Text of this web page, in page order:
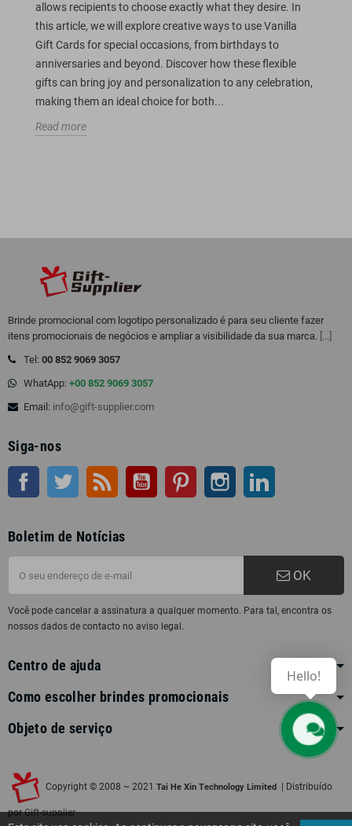
allows recipients to choose exactly what they desire. In
this article, we will explore creative ways to use Vanilla
Gift Cards for special occasions, from birthdays to
anniversaries and beyond. Discover how these flexible
gifts can bring joy and personalization to any celebration,
making them an ideal choice for both...
Read more
Brinde promocional com logotipo personalizado é para seu cliente fazer
itens promocionais de negócios e ampliar a visibilidade da sua marca. [...]
Tel: 00 852 9069 3057
WhatApp: +00 852 9069 3057
Email: info@gift-supplier.com
Siga-nos
Facebook Twitter Rss Youtube Pinterest Instagram
Boletim de Notícias
OK
Você pode cancelar a assinatura a qualquer momento. Para tal, encontra os
nossos dados de contacto no aviso legal.
Centro de ajuda
Como escolher brindes promocionais
Objeto de serviço
Copyright © 2008 ~ 2021 Tai He Xin Technology Limited | Distribuído
porGift-supplier
Contact us
Hello!